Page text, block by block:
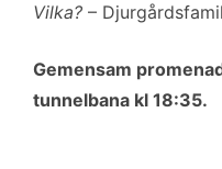
Vilka? –
Gemensam
tunnelbana kl 18:35.